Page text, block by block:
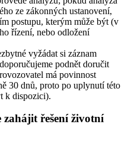
ze zákonných ustanovení,
postupu, kterým může být (v
řízení, nebo odložení
vyžádat si záznam
podnět doručit
má povinnost
30 dnů, proto po uplynutí této
k dispozici).
zahájit řešení životní